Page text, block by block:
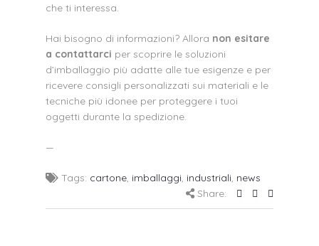
che ti interessa.
Hai bisogno di informazioni? Allora non esitare
a contattarci per scoprire le soluzioni
d’imballaggio più adatte alle tue esigenze e per
ricevere consigli personalizzati sui materiali e le
tecniche più idonee per proteggere i tuoi
oggetti durante la spedizione.
—
Tags: cartone, imballaggi, industriali, news
Share: